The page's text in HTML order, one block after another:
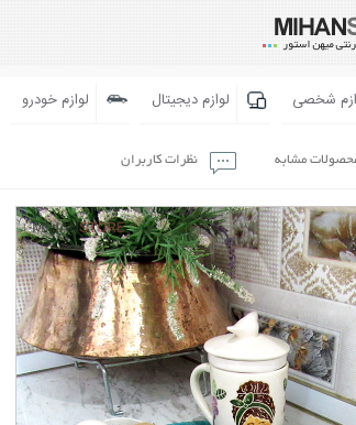
شخصی لوازم دیجیتال لوازم خودرو
مشابه نظرات کاربران